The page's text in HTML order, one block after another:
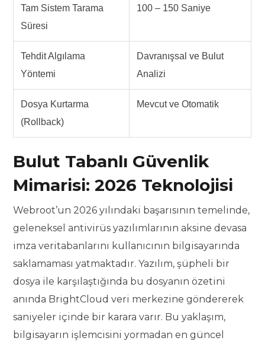
Tam Sistem Tarama
Süresi
100 – 150 Saniye
Tehdit Algılama
Yöntemi
Davranışsal ve Bulut
Analizi
Dosya Kurtarma
(Rollback)
Mevcut ve Otomatik
Bulut Tabanlı Güvenlik
Mimarisi: 2026 Teknolojisi
Webroot’un 2026 yılındaki başarısının temelinde,
geleneksel antivirüs yazılımlarının aksine devasa
imza veritabanlarını kullanıcının bilgisayarında
saklamaması yatmaktadır. Yazılım, şüpheli bir
dosya ile karşılaştığında bu dosyanın özetini
anında BrightCloud veri merkezine göndererek
saniyeler içinde bir karara varır. Bu yaklaşım,
bilgisayarın işlemcisini yormadan en güncel